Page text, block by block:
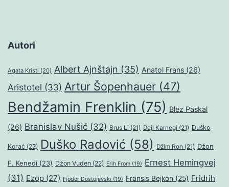
Autori
Agata Kristi (20) Albert Ajnštajn (35) Anatol Frans (26)
Aristotel (33) Artur Šopenhauer (47)
Bendžamin Frenklin (75) Blez Paskal
(26) Branislav Nušić (32) Brus Li (21) Dejl Karnegi (21) Duško
Korać (22) Duško Radović (58) Džim Ron (21) Džon
F. Kenedi (23) Džon Vuden (22) Erih From (19) Ernest Hemingvej
(31) Ezop (27) Fjodor Dostojevski (19) Fransis Bejkon (25) Fridrih